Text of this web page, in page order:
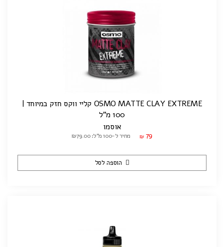
OSMO MATTE CLAY EXTREME קליי ווקס חזק במיוחד |
100 מ"ל
אוסמו
₪ 79 מחיר ל-100 מ"ל: ₪79.00
הוספה לסל